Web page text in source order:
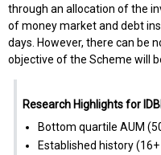
through an allocation of the
of money market and debt
days. However, there can be
objective of the Scheme will
Research Highlights for
Bottom quartile AUM
Established history (16+